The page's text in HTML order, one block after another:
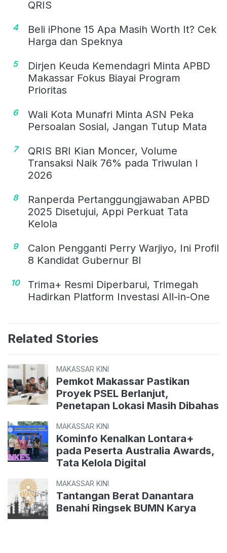
QRIS
4
Beli iPhone 15 Apa Masih Worth It? Cek
Harga dan Speknya
5
Dirjen Keuda Kemendagri Minta APBD
Makassar Fokus Biayai Program
Prioritas
6
Wali Kota Munafri Minta ASN Peka
Persoalan Sosial, Jangan Tutup Mata
7
QRIS BRI Kian Moncer, Volume
Transaksi Naik 76% pada Triwulan I
2026
8
Ranperda Pertanggungjawaban APBD
2025 Disetujui, Appi Perkuat Tata
Kelola
9
Calon Pengganti Perry Warjiyo, Ini Profil
8 Kandidat Gubernur BI
10
Trima+ Resmi Diperbarui, Trimegah
Hadirkan Platform Investasi All-in-One
Related Stories
MAKASSAR KINI
Pemkot Makassar Pastikan
Proyek PSEL Berlanjut,
Penetapan Lokasi Masih Dibahas
MAKASSAR KINI
Kominfo Kenalkan Lontara+
pada Peserta Australia Awards,
Tata Kelola Digital
MAKASSAR KINI
Tantangan Berat Danantara
Benahi Ringsek BUMN Karya